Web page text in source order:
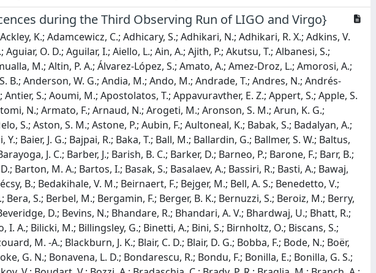
during the Third Observing Run of LIGO and Virgo}
J. A.; Clarke, T. A.; Clearwater, P.; Clesse, S.; Cleva, F.; Coccia, E.; Codazzo, E.; Cohadon, P. -F.; Colleoni, M.; Collette, C. G.; Collins, J.; Colombo, A.; Colpi, M.; Compton, C. M.; Conti, L.; Cooper, S. J.; Corbitt, T. R.; Cordero-Carrión, I.; Corezzi, S.; Cornish, N. J.; Corsi, A.; Cortese, S.; Costa, C. A.; Cottingham, R.; Coughlin, M. W.; Couineaux, A.; Coulon, J. -P.; Countryman, S. T.; Coupechoux, J. -F.; Cousins, B.; Couvares, P.; Coward, D. M.; Cowart, M. J.; Cowburn, B. D.; Coyne, D. C.; Coyne, R.; Craig, K.; Creighton, J. D. E.; Creighton, T. D.; Criswell, A. W.; Crockett-Gray, J. C. G.; Croquette, M.; Crouch, R.; Crowder, S. G.; Cudell, J. R.; Cullen, T. J.; Cumming, A.; Cuoco, E.; Curyło, M.; Cusinato, M.; Dabadie, P.; Dal Canton, T.; Dall’Osso, S.; Dálya, G.; D’Angelo, B.; Danilishin, S.; D’Antonio, S.; Danzmann, K.; Darroch, K. E.; Darsow-Fromm, C.; Dartez, L. P.; Dasgupta, A.; Datta, S.; Dattilo, V.; Daumas, A.; Dave, I.; Davenport, A.; Davier, M.; Davis, D.; Davis, M. C.; Daw, E. J.; Dax, M.; Deenadayalan, M.; Degallaix, J.; De Laurentis, M.; Deléglise, S.; Del Favero, V.; De Lillo, F.; Dell’Aquila, D.; Del Pozzo, W.; De Marco, F.; De Matteis, F.; D’Emilio, V.; Demos, N.; Dent, T.; Depasse, A.; De Pietri, R.; De Rosa, R.; De Rossi, C.; De Simone, R.; Dhurandhar, S.; Diab, R.; Diamond, P. Z.; Díaz, M. C.; Didio, N. A.; Dietrich, T.; Di Fiore, L.; Di Fronzo, C.; Di Giovanni, F.; Di Giovanni, M.; Di Girolamo, T.; Diksha, D.; Di Lieto, A.; Di Michele, A.; Ding, J.; Di Pace, S.; Di Palma, I.; Di Renzo, F.; Divyajyoti, ; Dmitriev, A.; Doctor, Z.; Dohmen, E.; Doleva, P. P.; Donahue, L.; D’Onofrio, L.; Donovan, F.; Dooley, K. L.; Dooney, T.; Doravari, S.; Dorosh, O.; Drago, M.; Driggers, J. C.; Drori, Y.; Du, H.; Ducoin, J. -G.; Dunn, L.; Dupletsa, U.; D’Urso, D.; Duval, H.; Duverne, P. -A.; Dwyer, S. E.; Eassa, C.; Ebersold, M.; Eckhardt, T.; Eddolls, G.; Edelman, B.; Edo, T. B.; Edy, O.; Effler, A.; Eichholz, J.; Einsle, H.; Eisenmann, M.; Eisenstein, R. A.; Ejlli, A.; Engelby, E.; Engl, A. J.; Errico, L.; Essick, R. C.; Estellés, H.; Estevez, D.; Etzel, T.; Evans, C. R.; Evans, M.; Evans, T. M.; Evstafyeva, T.; Ewing, B. E.; Ezquiaga, J. M.; Fabrizi, F.; Faedi, F.; Fafone, V.; Fair, H.; Fairhurst, S.; Fan, P. C.; Farah, A. M.; Farr, B.; Farr, W. M.; Fauchon-Jones, E. J.; Favaro, G.; Favata, M.; Fays, M.; Feicht, J.; Fejer, M. M.; Fenyvesi, E.; Ferguson, D. L.; Ferrante, I.; Ferreira, T. A.; Fidecaro, F.; Fiori, A.; Fiori, I.; Fishbach, M.; Fisher, R. P.; Fittipaldi, R.; Fiumara, V.; Flaminio, R.; Fleischer, S. M.; Fleming, L. S.; Floden, E.; Fong, H.; Font, J. A.; Fornal, B.; Forsyth, P. W. F.; Franceschetti, K.; Franke, A.; Frasca, S.; Frasconi, F.; Frattale Mascioli, A.; Frei, Z.; Freise, A.; Freitas, O.; Frey, R.; Frischhertz, W.; Fritschel, P.; Frolov, V. V.; Fronzé, G. G.; Fujii, S.; Fukunaga, I.; Fulda, P.; Fyffe, M.; Gabella, W. E.; Gadre, B.; Gair, J. R.; Gais, J.; Galaudage, S.; Gallardo, S.; Gamba, R.; Ganapathy, D.; Ganguly, A.; Gaonkar, S. G.; Garaventa, B.; Garcia-Bellido, J.; García-Núñez, C.; García-Quirós, C.; Gardner, J. W.; Gardner, K. A.; Gargiulo, J.; Garufi, F.; Gasbarra, C.; Gateley, B.; Gayathri, V.; Gemme, G.; Gennai, A.; George, J.; Gerberding, O.; Gergely, L.; Ghadiri, N.; Ghosh, Abhirup; Ghosh, Archisman; Ghosh, Shaon; Ghosh, Shrobana; Ghosh, Suprovo; Ghosh, Tathagata; Giacoppo, L.; Giaime, J. A.; Giardina, K. D.; Gibson, D. R.; Gier, C.; Giri, P.; Gissi, F.; Gkaitatzis, S.; Glanzer, J.; Gleckl, A. E.; Glotin, F.; Godfrey, J.; Godwin, P.; Goetz, E.; Goetz, R.; Golomb, J.; Gomez Lopez, S.; Goncharov, B.; González, G.; Goodwin-Jones, A. W.; Gosselin, M.; Gouaty, R.; Gould, D. W.; Goyal, S.; Grace, B.; Grado, A.; Graham, V.; Granados, A. E.; Granata, M.; Granata, V.; Gras, S.; Grassia, P.; Gray, C.; Gray, R.; Greco, G.; Green, A. C.; Green, S. M.; Green, S. R.; Gretarsson, A. M.; Gretarsson, E. M.; Griffith, D.; Griffiths, W. L.; Griggs, H. L.; Grignani, G.; Grimaldi, A.; Grimaud, C.; Grote, H.; Gruson, A. S.; Guerra, D.; Guetta, D.; Guidi, G. M.; Guimaraes, A. R.; Gulati, H. K.; Gulminelli, F.; Gunny, A. M.; Guo, H.; Guo, Y.; Gupta, Anchal; Gupta, Anuradha; Gupta, Ish; Gupta, N. C.; Gupta, P.; Gupta, S. K.; Gupte, N.; Gurav, R.; Gurs, J.; Gustafson, E. K.; Gutierrez, N.; Guzman, F.; Haba, D.; Haegel, L.; Hain, G.; Haino, S.; Halim, O.; Hall, E. D.; Hamilton, E. Z.; Hammond, G.; Han, W. -B.; Haney, M.; Hanks, J.; Hanna, C.; Hannam, M. D.; Hannuksela, O. A.; Hanselman, A. G.; Hansen, H.; Hanson, J.; Harada, R.; Harder, T.; Haris, K.; Harmark, T.; Harms, J.; Harry, G. M.; Harry, I. W.; Hartwig, D.; Haskell, B.; Haster, C. -J.; Hathaway, J. S.; Haughian, K.; Hayakawa, H.; Hayama, K.; Hayes, F. J.; Healy, J.; Heffernan, A.; Heidmann, A.; Heintze, M. C.; Heinze, J.; Heinzel, J.; Heitmann, H.; Hellman, F.; Hello, P.; Helmling-Cornell, A. F.; Hemming, G.; Hendry, M.; Heng, I. S.; Hennes, E.; Hennig, J. -S.; Hennig, M.; Henshaw, C.; Hernandez, A.; Hertog, T.; Heurs, M.; Hewitt, A. L.; Higginbotham, S.; Hild, S.; Hill, P.; Himemoto, Y.; Hines, A. S.; Hirata, N.; Hirose, C.; Ho, J.; Hoang, S.; Hochheim, S.; Hofman, D.; Hohmann, J. N.; Holland, N. A.; Holley-Bockelmann, K.; Hollows, I. J.; Holmes, Z. J.; Holz, D. E.; Hong, C.; Hong, Q.; Hornung, J.; Hoshino, S.; Hough, J.; Hourihane, S.; Howell, E. J.; Hoy, C. G.; Hoyland, D.; Hsieh, H. -F.; Hsiung, C.; Hsu, H. C.; Hsu, S. -C.; Hsu, W. -F.; Hu, P.; Hu, Q.; Huang, H. Y.; Huang, Y. -J.; Huang, Y.; Huang, Y. T.; Hübner, M. T.; Huddart, A. D.; Hughey, B.; Hui, D. C. Y.; Hui, V.; Hur, R.; Husa, S.; Huxford, R.; Huynh-Dinh, T.; Hyland, J.; Iakovlev, A.; Iandolo, G. A.; Iess, A.; Inayoshi, K.; Inoue, Y.; Iorio, G.; Iosif, P.; Irwin, J.; Isi, M.; Ismail, M. A.; Itoh, Y.; Iwaya, M.; Iyer, B. R.; Jaberianhamedan, V.; Jacqmin, T.; Jacquet, P. -E.; Jadhav, S. J.; Jadhav, S. P.; Jain, D.; Jain, T.; James, A. L.; James, P. A.; Jamshidi, R.; Jan, A. Z.; J